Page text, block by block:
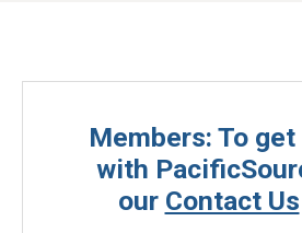
Members: To
with
our Contact Us